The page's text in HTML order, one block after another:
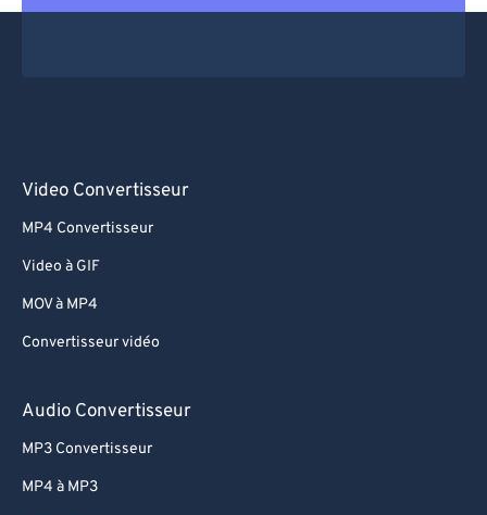
Video Convertisseur
MP4 Convertisseur
Video à GIF
MOV à MP4
Convertisseur vidéo
Audio Convertisseur
MP3 Convertisseur
MP4 à MP3